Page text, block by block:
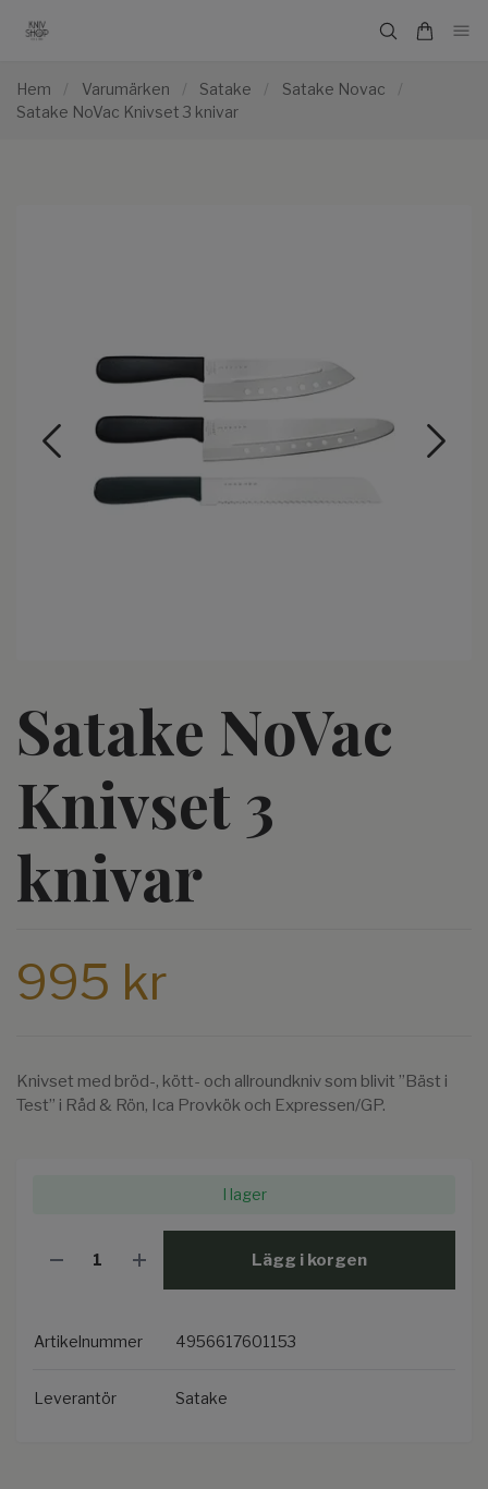
Hem / Varumärken / Satake / Satake Novac
/
Satake NoVac Knivset 3 knivar
Satake NoVac
Knivset 3
knivar
995 kr
Knivset med bröd-, kött- och allroundkniv som blivit ”Bäst i
Test” i Råd & Rön, Ica Provkök och Expressen/GP.
I lager
Lägg i korgen
Artikelnummer 4956617601153
Leverantör Satake